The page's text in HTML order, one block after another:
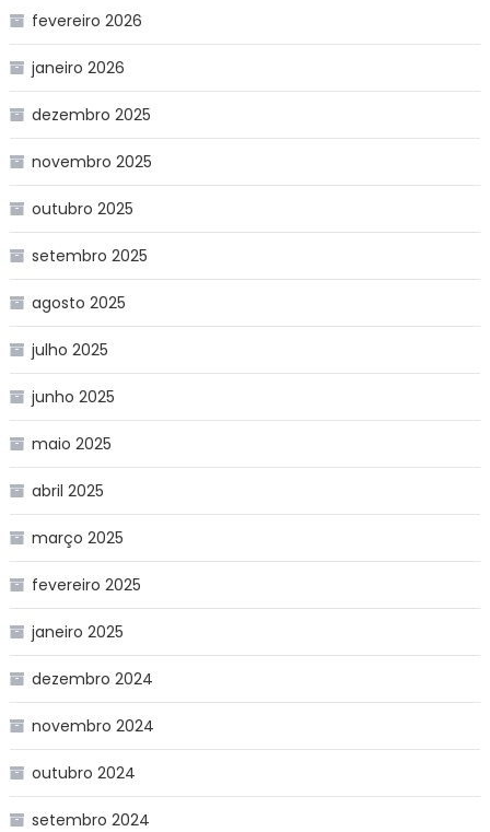
fevereiro 2026
janeiro 2026
dezembro 2025
novembro 2025
outubro 2025
setembro 2025
agosto 2025
julho 2025
junho 2025
maio 2025
abril 2025
março 2025
fevereiro 2025
janeiro 2025
dezembro 2024
novembro 2024
outubro 2024
setembro 2024